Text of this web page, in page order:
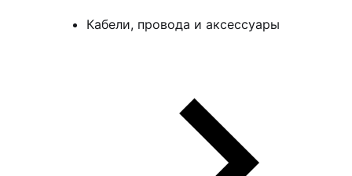
Кабели, провода и аксессуары